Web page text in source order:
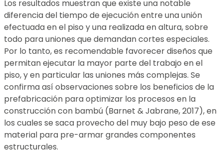
Los resultados muestran que existe una notable
diferencia del tiempo de ejecución entre una unión
efectuada en el piso y una realizada en altura, sobre
todo para uniones que demandan cortes especiales.
Por lo tanto, es recomendable favorecer diseños que
permitan ejecutar la mayor parte del trabajo en el
piso, y en particular las uniones más complejas. Se
confirma así observaciones sobre los beneficios de la
prefabricación para optimizar los procesos en la
construcción con bambú (Barnet & Jabrane, 2017), en
los cuales se saca provecho del muy bajo peso de ese
material para pre-armar grandes componentes
estructurales.